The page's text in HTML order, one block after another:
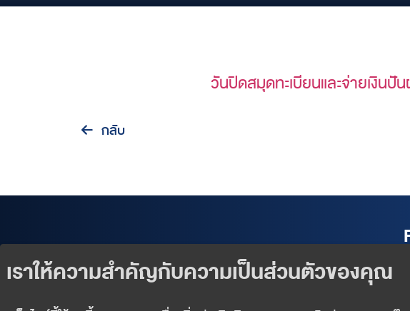
วันปิดสมุดทะเบียนและจ่ายเงิน
กลับ
Our Products
Exclusive Events